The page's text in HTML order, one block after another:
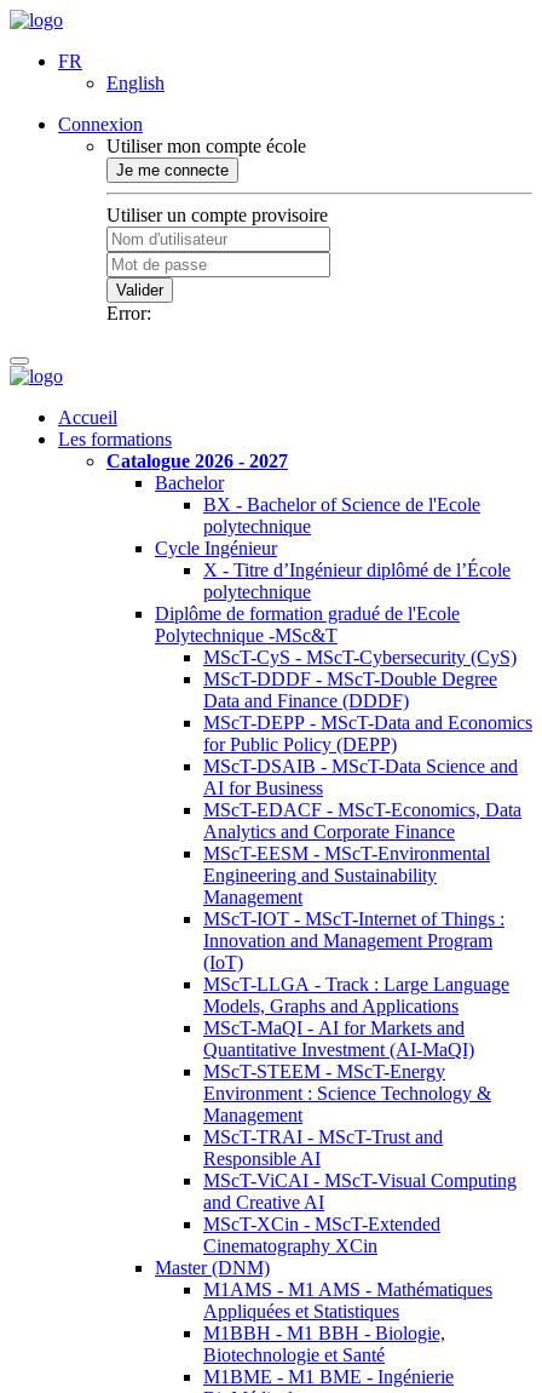
FR
English
Connexion
Utiliser mon compte école
Je me connecte
Utiliser un compte provisoire
Valider
Error:
Accueil
Les formations
Catalogue 2026 - 2027
Bachelor
BX - Bachelor of Science de l'Ecole
polytechnique
Cycle Ingénieur
X - Titre d’Ingénieur diplômé de l’École
polytechnique
Diplôme de formation gradué de l'Ecole
Polytechnique -MSc&T
MScT-CyS - MScT-Cybersecurity (CyS)
MScT-DDDF - MScT-Double Degree
Data and Finance (DDDF)
MScT-DEPP - MScT-Data and Economics
for Public Policy (DEPP)
MScT-DSAIB - MScT-Data Science and
AI for Business
MScT-EDACF - MScT-Economics, Data
Analytics and Corporate Finance
MScT-EESM - MScT-Environmental
Engineering and Sustainability
Management
MScT-IOT - MScT-Internet of Things :
Innovation and Management Program
(IoT)
MScT-LLGA - Track : Large Language
Models, Graphs and Applications
MScT-MaQI - AI for Markets and
Quantitative Investment (AI-MaQI)
MScT-STEEM - MScT-Energy
Environment : Science Technology &
Management
MScT-TRAI - MScT-Trust and
Responsible AI
MScT-ViCAI - MScT-Visual Computing
and Creative AI
MScT-XCin - MScT-Extended
Cinematography XCin
Master (DNM)
M1AMS - M1 AMS - Mathématiques
Appliquées et Statistiques
M1BBH - M1 BBH - Biologie,
Biotechnologie et Santé
M1BME - M1 BME - Ingénierie